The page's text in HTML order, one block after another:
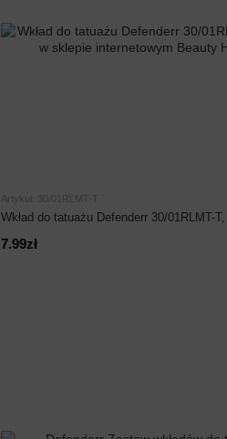
Artykuł: 30/01RLMT-T
Wkład do tatuażu Defenderr 30/01RLMT-
7.99zł